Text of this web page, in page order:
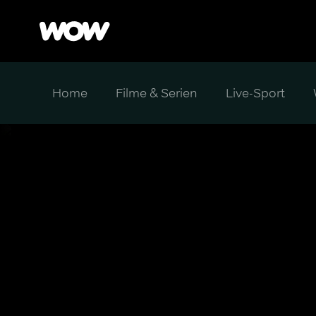
Home Filme & Serien Live-Sport